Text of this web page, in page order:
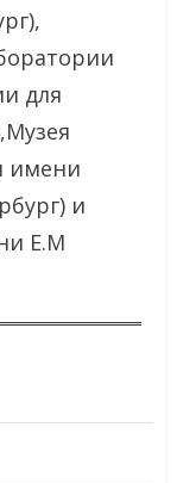
для
имени
и
Е.М